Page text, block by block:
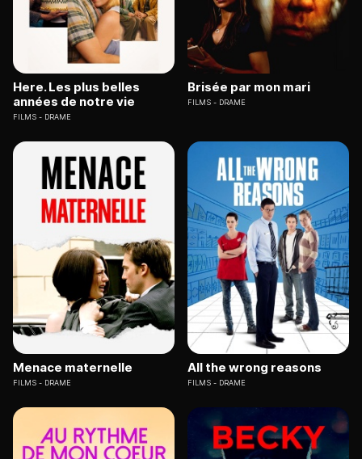
Here. Les plus belles
années de notre vie
FILMS DRAME
Brisée par mon mari
FILMS DRAME
Menace maternelle
FILMS DRAME
All the wrong reasons
FILMS DRAME